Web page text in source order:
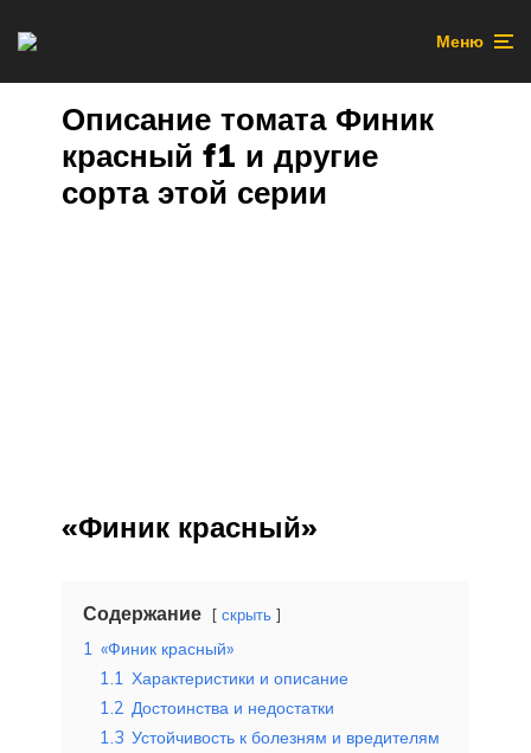
Меню
Описание томата Финик
красный f1 и другие
сорта этой серии
«Финик красный»
Содержание скрыть
1 «Финик красный»
1.1 Характеристики и описание
1.2 Достоинства и недостатки
1.3 Устойчивость к болезням и вредителям